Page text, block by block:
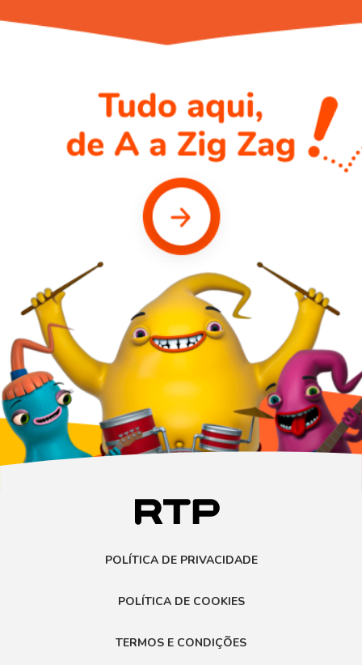
POLÍTICA DE PRIVACIDADE
POLÍTICA DE COOKIES
TERMOS E CONDIÇÕES